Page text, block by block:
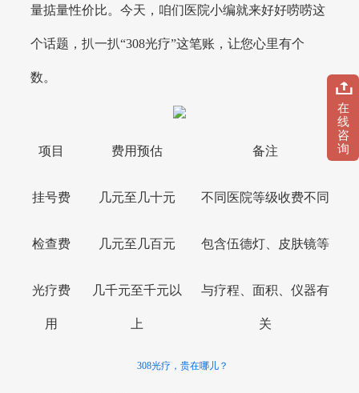
量掂量性价比。今天，咱们医院小编就来好好唠唠这
个话题，扒一扒“308光疗”这笔账，让您心里有个
数。
项目 费用预估 备注
挂号费 几元至几十元 不同医院等级收费不同
检查费 几元至几百元 包含伍德灯、皮肤镜等
光疗费
用
几千元至千元以
上
与疗程、面积、仪器有
关
308光疗，贵在哪儿？
在
线
咨
询